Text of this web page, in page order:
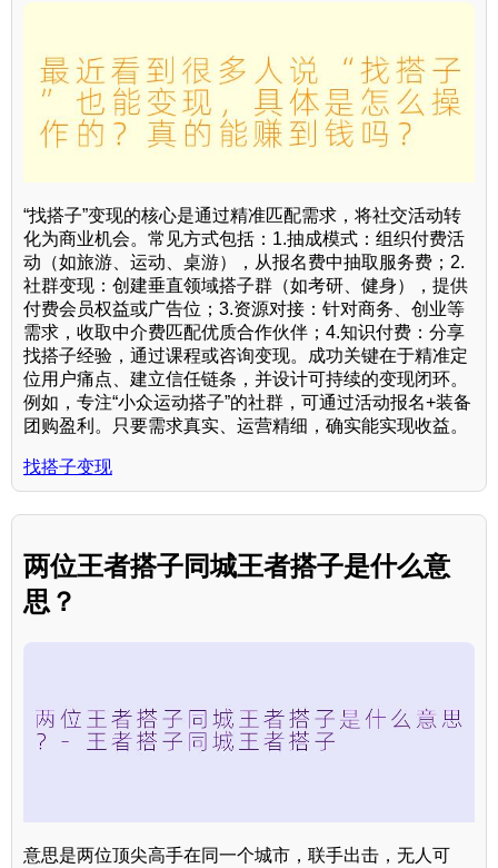
“找搭子”变现的核心是通过精准匹配需求，将社交活动转
化为商业机会。常见方式包括：1.抽成模式：组织付费活
动（如旅游、运动、桌游），从报名费中抽取服务费；2.
社群变现：创建垂直领域搭子群（如考研、健身），提供
付费会员权益或广告位；3.资源对接：针对商务、创业等
需求，收取中介费匹配优质合作伙伴；4.知识付费：分享
找搭子经验，通过课程或咨询变现。成功关键在于精准定
位用户痛点、建立信任链条，并设计可持续的变现闭环。
例如，专注“小众运动搭子”的社群，可通过活动报名+装备
团购盈利。只要需求真实、运营精细，确实能实现收益。
找搭子变现
两位王者搭子同城王者搭子是什么意
思？
意思是两位顶尖高手在同一个城市，联手出击，无人可